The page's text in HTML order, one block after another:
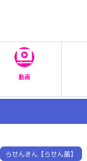
動画
らせんきん【らせん菌】